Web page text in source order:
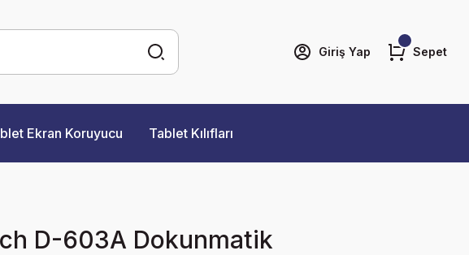
Giriş Yap Sepet
Ekran Koruyucu Tablet Kılıfları
D-603A Dokunmatik